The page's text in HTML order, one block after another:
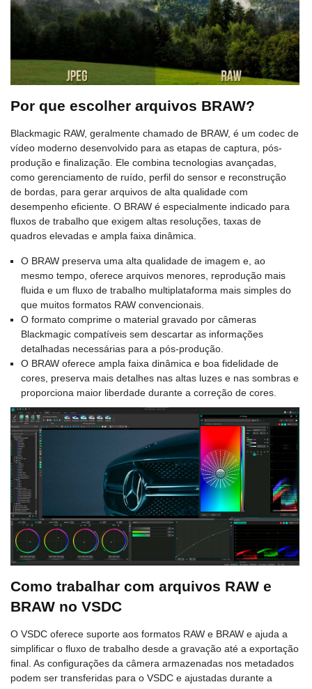
Por que escolher arquivos BRAW?
Blackmagic RAW, geralmente chamado de BRAW, é um codec de
vídeo moderno desenvolvido para as etapas de captura, pós-
produção e finalização. Ele combina tecnologias avançadas,
como gerenciamento de ruído, perfil do sensor e reconstrução
de bordas, para gerar arquivos de alta qualidade com
desempenho eficiente. O BRAW é especialmente indicado para
fluxos de trabalho que exigem altas resoluções, taxas de
quadros elevadas e ampla faixa dinâmica.
O BRAW preserva uma alta qualidade de imagem e, ao
mesmo tempo, oferece arquivos menores, reprodução mais
fluida e um fluxo de trabalho multiplataforma mais simples do
que muitos formatos RAW convencionais.
O formato comprime o material gravado por câmeras
Blackmagic compatíveis sem descartar as informações
detalhadas necessárias para a pós-produção.
O BRAW oferece ampla faixa dinâmica e boa fidelidade de
cores, preserva mais detalhes nas altas luzes e nas sombras e
proporciona maior liberdade durante a correção de cores.
Como trabalhar com arquivos RAW e
BRAW no VSDC
O VSDC oferece suporte aos formatos RAW e BRAW e ajuda a
simplificar o fluxo de trabalho desde a gravação até a exportação
final. As configurações da câmera armazenadas nos metadados
podem ser transferidas para o VSDC e ajustadas durante a